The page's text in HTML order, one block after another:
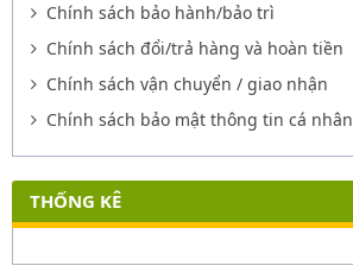
Chính sách bảo hành/bảo trì
Chính sách đổi/trả hàng và hoàn tiền
Chính sách vận chuyển / giao nhận
Chính sách bảo mật thông tin cá nhân
THỐNG KÊ